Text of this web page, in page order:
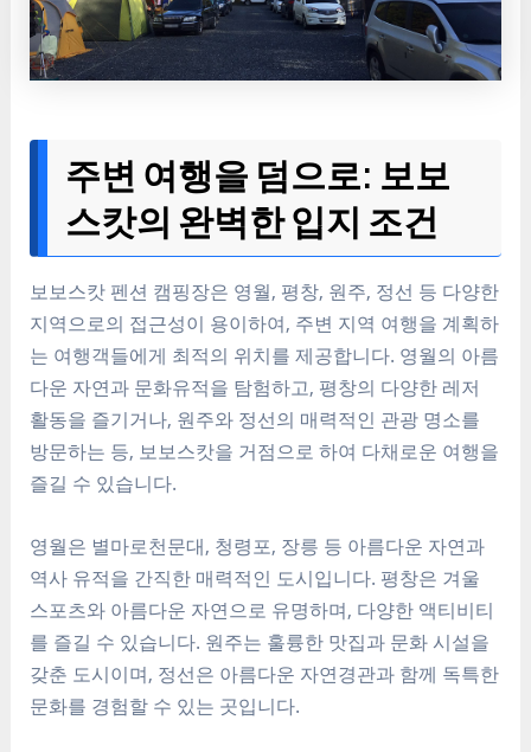
주변 여행을 덤으로: 보보
스캇의 완벽한 입지 조건
보보스캇 펜션 캠핑장은 영월, 평창, 원주, 정선 등 다양한
지역으로의 접근성이 용이하여, 주변 지역 여행을 계획하
는 여행객들에게 최적의 위치를 제공합니다. 영월의 아름
다운 자연과 문화유적을 탐험하고, 평창의 다양한 레저
활동을 즐기거나, 원주와 정선의 매력적인 관광 명소를
방문하는 등, 보보스캇을 거점으로 하여 다채로운 여행을
즐길 수 있습니다.
영월은 별마로천문대, 청령포, 장릉 등 아름다운 자연과
역사 유적을 간직한 매력적인 도시입니다. 평창은 겨울
스포츠와 아름다운 자연으로 유명하며, 다양한 액티비티
를 즐길 수 있습니다. 원주는 훌륭한 맛집과 문화 시설을
갖춘 도시이며, 정선은 아름다운 자연경관과 함께 독특한
문화를 경험할 수 있는 곳입니다.